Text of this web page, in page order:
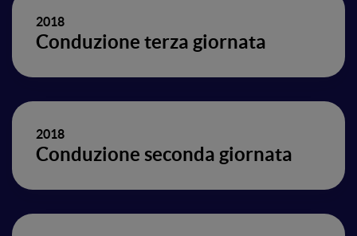
2018
Conduzione terza giornata
2018
Conduzione seconda giornata